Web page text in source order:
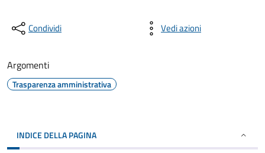
Condividi Vedi azioni
Argomenti
Trasparenza amministrativa
INDICE DELLA PAGINA